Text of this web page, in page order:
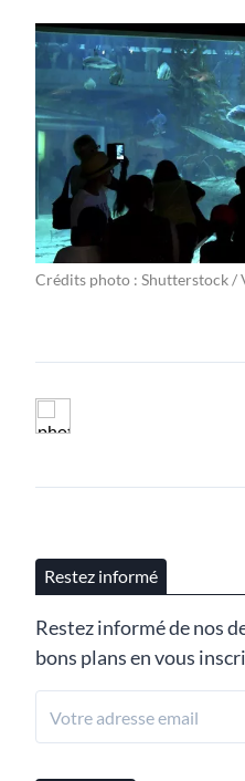
Crédits photo : Shutterstock /
Restez informé
Restez informé de nos
bons plans en vous